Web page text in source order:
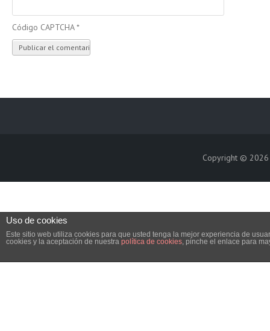
Código CAPTCHA*
Copyright ©
Uso de cookies
Este sitio web utiliza cookies para que usted tenga la mejor experiencia de
cookies y la aceptación de nuestra política de cookies, pinche el enlace para